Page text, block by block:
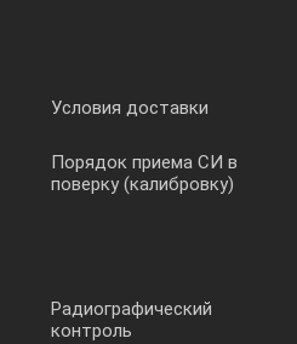
Условия доставки
Порядок приема СИ в
поверку (калибровку)
Радиографический
контроль